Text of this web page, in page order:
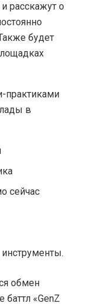
расскажут о
будет
практиками
в
сейчас
обмен
«GenZ